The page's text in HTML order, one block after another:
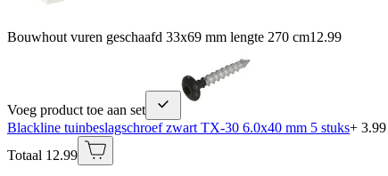
Bouwhout vuren geschaafd 33x69 mm lengte 270 cm12.99
Voeg product toe aan set
Blackline tuinbeslagschroef zwart TX-30 6.0x40 mm 5 stuks+ 3.99
Totaal 12.99